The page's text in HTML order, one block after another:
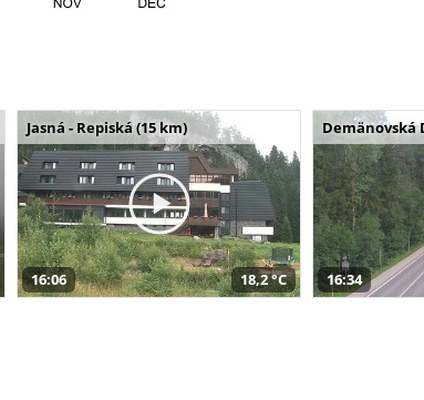
Jasná - Repiská (15 km)
16:06 18,2 °C
Demänovská
16:34